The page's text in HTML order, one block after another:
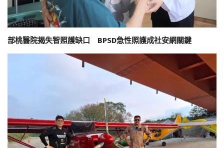
部桃醫院揭失智照護缺口 BPSD急性照護成社安網關鍵